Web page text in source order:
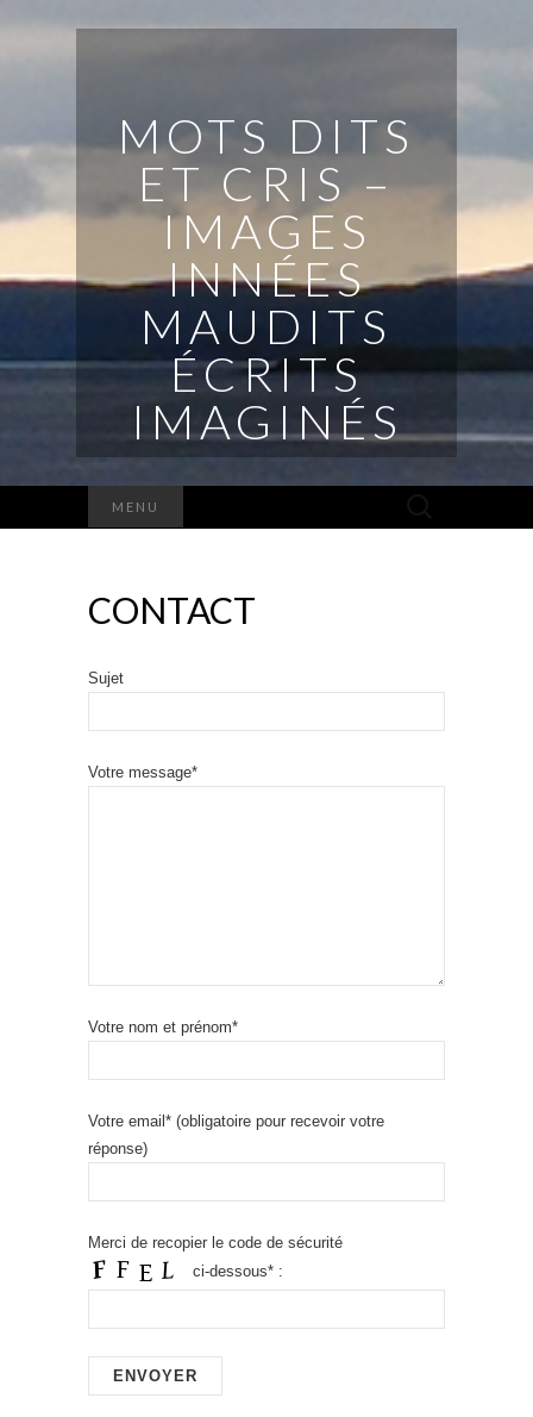
MOTS DITS
ET CRIS –
IMAGES
INNÉES
MAUDITS
ÉCRITS
IMAGINÉS
MENU
CONTACT
Sujet
Votre message*
Votre nom et prénom*
Votre email* (obligatoire pour recevoir votre
réponse)
Merci de recopier le code de sécurité
ci-dessous* :